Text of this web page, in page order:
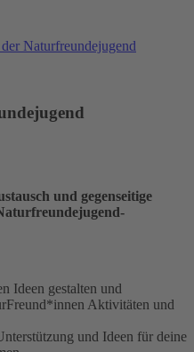
Naturfreundejugend
und gegenseitige
Ideen gestalten und
Aktivitäten und
und Ideen für deine